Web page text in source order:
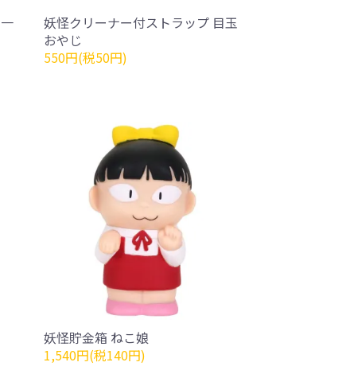
妖怪クリーナー付ストラップ 目玉
おやじ
550円(税50円)
妖怪貯金箱 ねこ娘
1,540円(税140円)